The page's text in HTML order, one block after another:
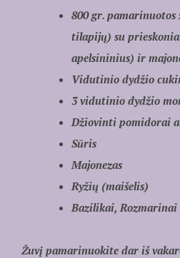
800 gr. pamarinuotos
tilapijų) su
apelsininius) ir
Vidutinio dydžio
3 vidutinio dydžio
Džiovinti pomidorai
Sūris
Majonezas
Ryžių (maišelis)
Bazilikai, Rozmarinai
Žuvį pamarinuokite dar iš